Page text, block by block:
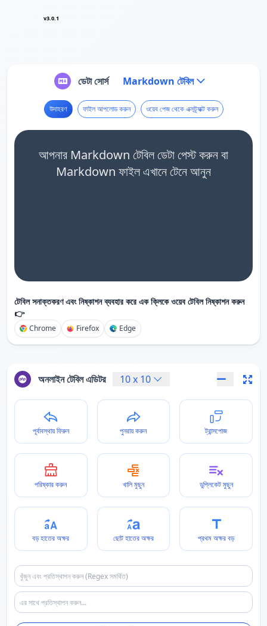
v3.0.1
ডেটা সোর্স Markdown টেবিল
উদাহরণ ফাইল আপলোড করুন ওয়েব পেজ থেকে এক্সট্র্যাক্ট করুন
আপনার Markdown টেবিল ডেটা পেস্ট করুন বা
Markdown ফাইল এখানে টেনে আনুন
টেবিল সনাক্তকরণ এবং নিষ্কাশন ব্যবহার করে এক ক্লিকে ওয়েব টেবিল নিষ্কাশন করুন
👉
Chrome Firefox Edge
অনলাইন টেবিল এডিটর 10x 10
পূর্বাবস্থায় ফিরুন পুনরায় করুন ট্রান্সপোজ
পরিষ্কার করুন খালি মুছুন ডুপ্লিকেট মুছুন
বড় হাতের অক্ষর ছোট হাতের অক্ষর প্রথম অক্ষর বড়